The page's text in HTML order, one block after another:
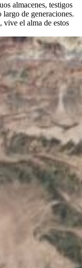
almacenes, testigos
de generaciones.
vive el alma de estos